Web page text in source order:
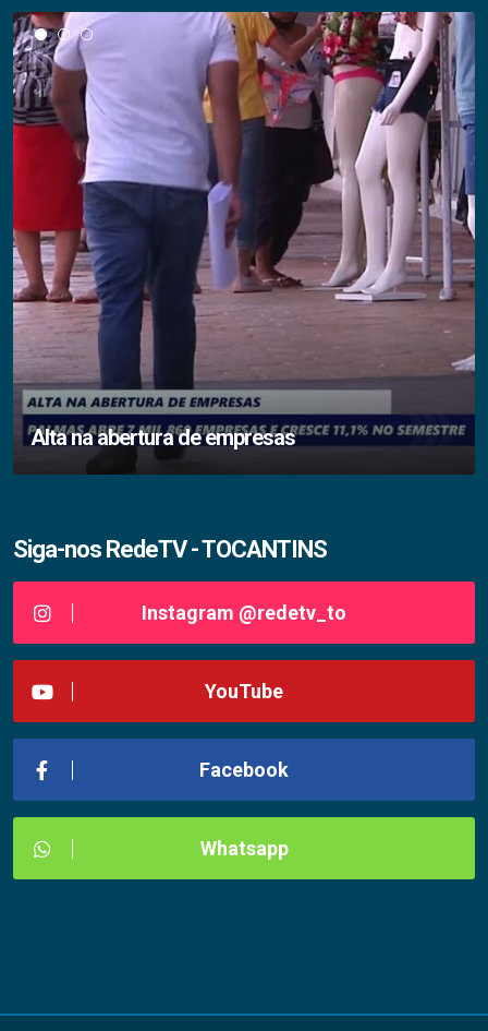
Alta na abertura de empresas
Siga-nos RedeTV - TOCANTINS
Instagram @redetv_to
YouTube
Facebook
Whatsapp